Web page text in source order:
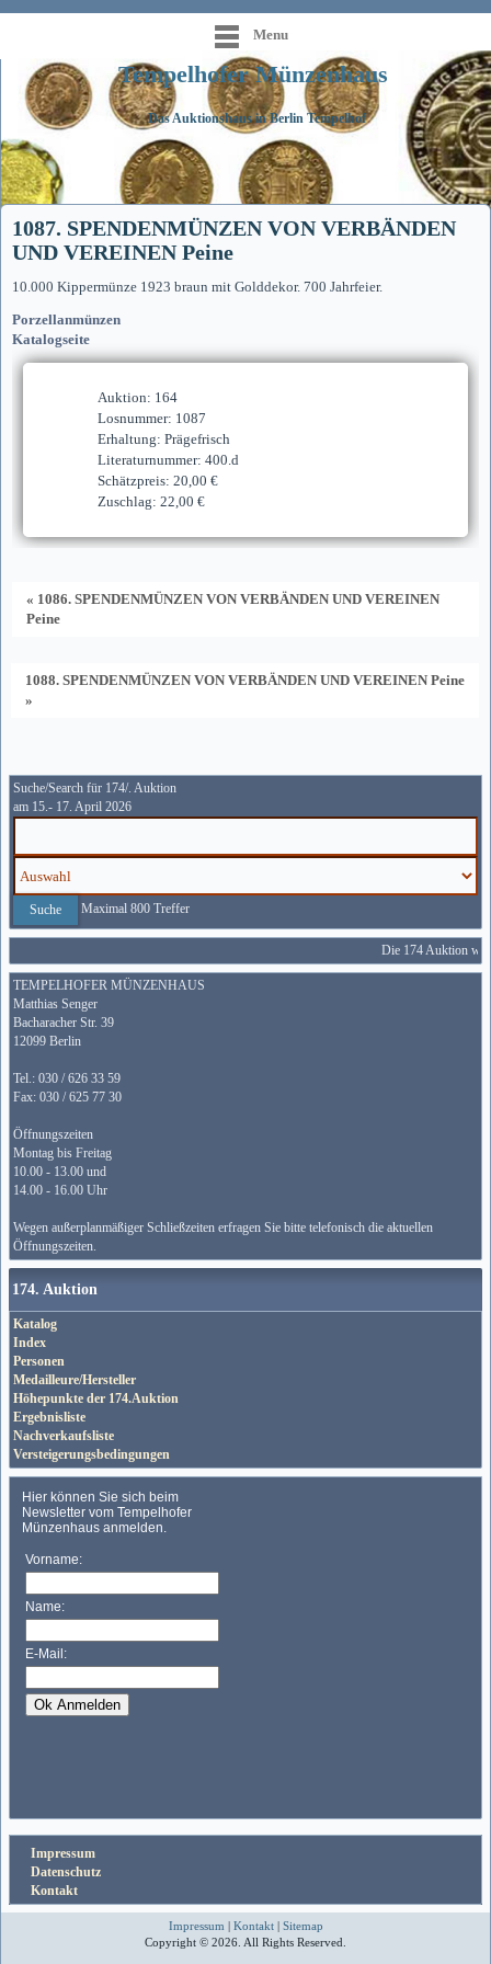
Menu
Tempelhofer Münzenhaus
Das Auktionshaus in Berlin Tempelhof
1087. SPENDENMÜNZEN VON VERBÄNDEN
UND VEREINEN Peine
10.000 Kippermünze 1923 braun mit Golddekor. 700 Jahrfeier.
Porzellanmünzen
Katalogseite
Auktion: 164
Losnummer: 1087
Erhaltung: Prägefrisch
Literaturnummer: 400.d
Schätzpreis: 20,00 €
Zuschlag: 22,00 €
« 1086. SPENDENMÜNZEN VON VERBÄNDEN UND VEREINEN
Peine
1088. SPENDENMÜNZEN VON VERBÄNDEN UND VEREINEN Peine
»
Suche/Search für 174/. Auktion
am 15.- 17. April 2026
Maximal 800 Treffer
Die 174 Auktion
TEMPELHOFER MÜNZENHAUS
Matthias Senger
Bacharacher Str. 39
12099 Berlin
Tel.: 030 / 626 33 59
Fax: 030 / 625 77 30
Öffnungszeiten
Montag bis Freitag
10.00 - 13.00 und
14.00 - 16.00 Uhr
Wegen außerplanmäßiger Schließzeiten erfragen Sie bitte telefonisch die aktuellen
Öffnungszeiten.
174. Auktion
Katalog
Index
Personen
Medailleure/Hersteller
Höhepunkte der 174.Auktion
Ergebnisliste
Nachverkaufsliste
Versteigerungsbedingungen
Impressum
Datenschutz
Kontakt
Impressum | Kontakt| Sitemap
Copyright © 2026. All Rights Reserved.